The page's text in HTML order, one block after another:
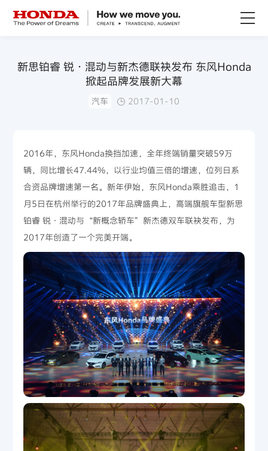
技术创新
赛事运动
新闻资讯
新思铂睿 锐·混动与新杰德联袂发布 东风Honda
掀起品牌发展新大幕
汽车 2017-01-10
2016年，东风Honda换挡加速，全年终端销量突破59万
辆，同比增长47.44%，以行业均值三倍的增速，位列日系
合资品牌增速第一名。新年伊始，东风Honda乘胜追击，1
月5日在杭州举行的2017年品牌盛典上，高端旗舰车型新思
铂睿 锐·混动与“新概念轿车”新杰德双车联袂发布，为
2017年创造了一个完美开端。